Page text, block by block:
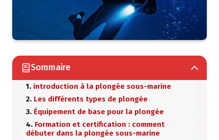
Sommaire
introduction à la plongée sous-marine
Les différents types de plongée
Équipement de base pour la plongée
Formation et certification : comment
débuter dans la plongée sous-marine